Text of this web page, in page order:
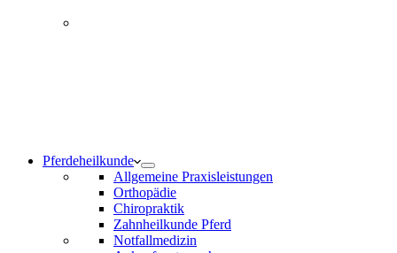
Pferdeheilkunde
Allgemeine Praxisleistungen
Orthopädie
Chiropraktik
Zahnheilkunde Pferd
Notfallmedizin